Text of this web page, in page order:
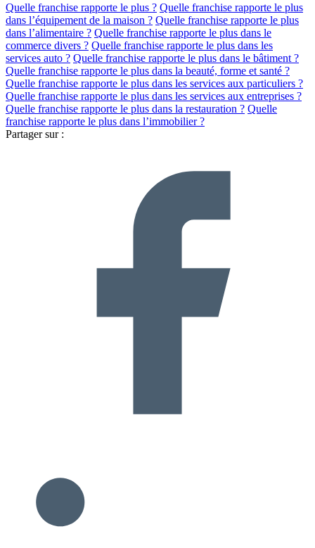
Quelle franchise rapporte le plus ? Quelle franchise rapporte le plus
dans l’équipement de la maison ? Quelle franchise rapporte le plus
dans l’alimentaire ? Quelle franchise rapporte le plus dans le
commerce divers ? Quelle franchise rapporte le plus dans les
services auto ? Quelle franchise rapporte le plus dans le bâtiment ?
Quelle franchise rapporte le plus dans la beauté, forme et santé ?
Quelle franchise rapporte le plus dans les services aux particuliers ?
Quelle franchise rapporte le plus dans les services aux entreprises ?
Quelle franchise rapporte le plus dans la restauration ? Quelle
franchise rapporte le plus dans l’immobilier ?
Partager sur :